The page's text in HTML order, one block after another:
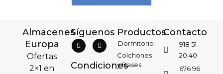
Almacenes
Europa
Ofertas
2×1 en
Síguenos
Condiciones
Productos
Dormitorio
Colchones
y Bases
Contacto
918 51
20 40
676 96